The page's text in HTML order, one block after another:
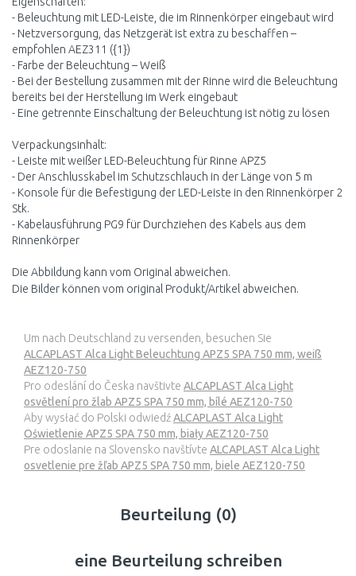
- Beleuchtung mit LED-Leiste, die im Rinnenkörper eingebaut wird
- Netzversorgung, das Netzgerät ist extra zu beschaffen –
empfohlen AEZ311 ({1})
- Farbe der Beleuchtung – Weiß
- Bei der Bestellung zusammen mit der Rinne wird die Beleuchtung
bereits bei der Herstellung im Werk eingebaut
- Eine getrennte Einschaltung der Beleuchtung ist nötig zu lösen
Verpackungsinhalt:
- Leiste mit weißer LED-Beleuchtung für Rinne APZ5
- Der Anschlusskabel im Schutzschlauch in der Länge von 5 m
- Konsole für die Befestigung der LED-Leiste in den Rinnenkörper 2
Stk.
- Kabelausführung PG9 für Durchziehen des Kabels aus dem
Rinnenkörper
Die Abbildung kann vom Original abweichen.
Die Bilder können vom original Produkt/Artikel abweichen.
Um nach Deutschland zu versenden, besuchen Sie
ALCAPLAST Alca Light Beleuchtung APZ5 SPA 750 mm, weiß
AEZ120-750
Pro odeslání do Česka navštivte ALCAPLAST Alca Light
osvětlení pro žlab APZ5 SPA 750 mm, bílé AEZ120-750
Aby wysłać do Polski odwiedźALCAPLAST Alca Light
Oświetlenie APZ5 SPA 750 mm, biały AEZ120-750
Pre odoslanie na Slovensko navštívte ALCAPLAST Alca Light
osvetlenie pre žľab APZ5 SPA 750 mm, biele AEZ120-750
Beurteilung (0)
eine Beurteilung schreiben